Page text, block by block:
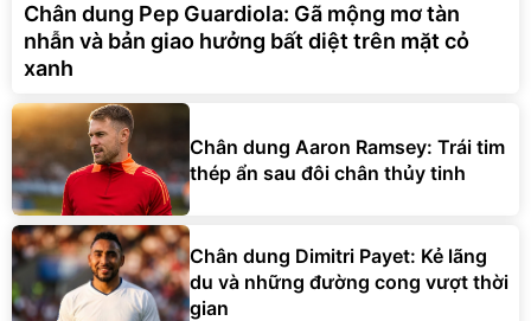
Chân dung Pep Guardiola: Gã mộng mơ tàn
nhẫn và bản giao hưởng bất diệt trên mặt cỏ
xanh
Chân dung Aaron Ramsey: Trái tim
thép ẩn sau đôi chân thủy tinh
Chân dung Dimitri Payet: Kẻ lãng
du và những đường cong vượt thời
gian